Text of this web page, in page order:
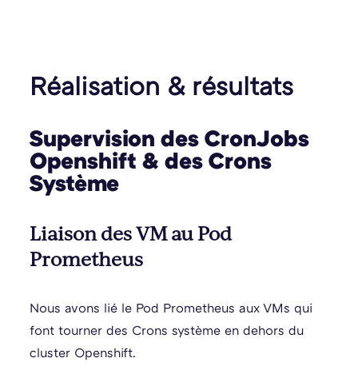
Réalisation & résultats
Supervision des CronJobs
Openshift & des Crons
Système
Liaison des VM au Pod
Prometheus
Nous avons lié le Pod Prometheus aux VMs qui
font tourner des Crons système en dehors du
cluster Openshift.